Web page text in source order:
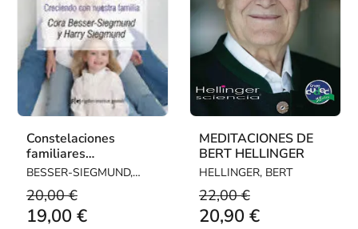
Constelaciones
familiares
imaginativas con el
BESSER-SIEGMUND,
CORA / SIEGMUND,
HARRY
20,00 €
19,00 €
MEDITACIONES DE
BERT HELLINGER
HELLINGER, BERT
22,00 €
20,90 €